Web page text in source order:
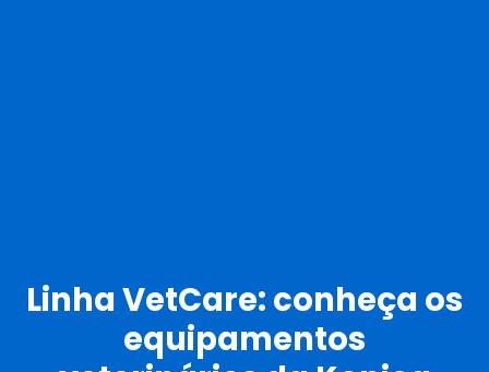
Linha VetCare: conheça os
equipamentos